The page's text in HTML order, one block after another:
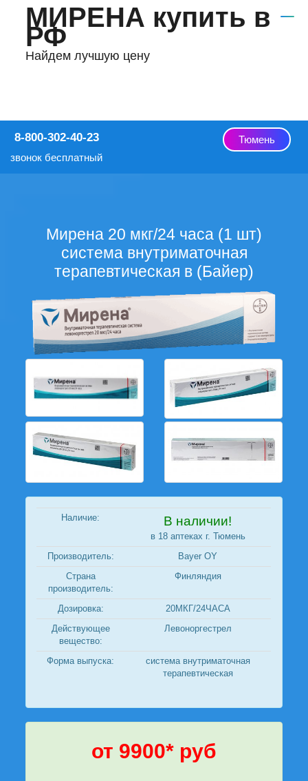
МИРЕНА купить в
РФ
Найдем лучшую цену
8-800-302-40-23
звонок бесплатный
Тюмень
Мирена 20 мкг/24 часа (1 шт)
система внутриматочная
терапевтическая в (Байер)
Наличие: В наличии!
в 18 аптеках г. Тюмень
Производитель:
Bayer OY
Страна
производитель:
Финляндия
Дозировка:
20МКГ/24ЧАСА
Действующее
вещество:
Левоноргестрел
Форма выпуска:
система внутриматочная
терапевтическая
от 9900* руб